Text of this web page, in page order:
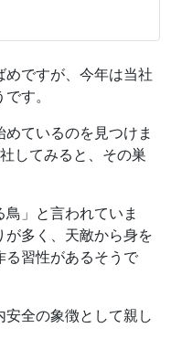
ですが、今年は当社
す。
ているのを見つけま
してみると、その巣
」と言われていま
多く、天敵から身を
習性があるそうで
全の象徴として親し